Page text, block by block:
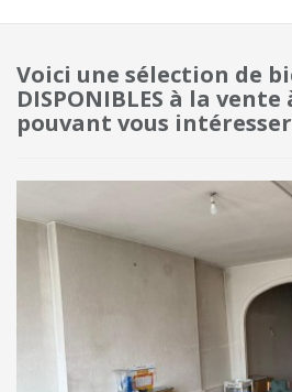
Voici une sélection de
DISPONIBLES à la vente
pouvant vous